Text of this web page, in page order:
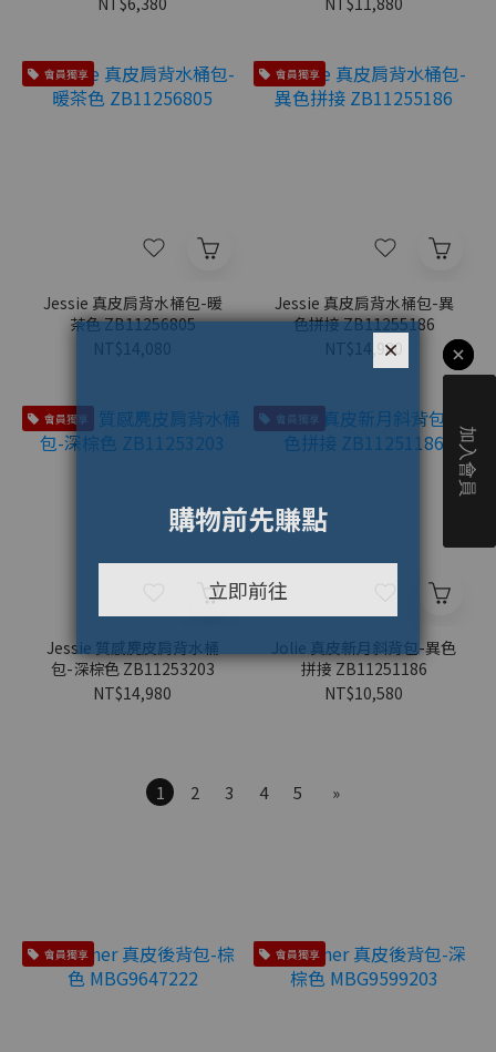
會員獨享
Jessie 真皮肩背水桶包-暖
茶色 ZB11256805
NT$14,080
會員獨享
Jessie 真皮肩背水桶包-異
色拼接 ZB11255186
NT$14,980
會員獨享
Jessie 質感麂皮肩背水桶
包-深棕色 ZB11253203
NT$14,980
會員獨享
Jolie 真皮新月斜背包-異色
拼接 ZB11251186
NT$10,580
1 2 3 4 5 »
會員獨享 會員獨享